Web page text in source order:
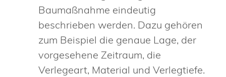
Baumaßnahme eindeutig
beschrieben werden. Dazu gehören
zum Beispiel die genaue Lage, der
vorgesehene Zeitraum, die
Verlegeart, Material und Verlegtiefe.